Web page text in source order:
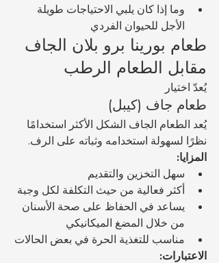
وما إذا كان يلبي الاحتياجات طويلة
الأجل للحيوان الفردي
طعام بورينا برو بلان الجاف
مقابل الطعام الرطب
يُعدّ اختيار
طعام جاف (كيبل)
يُعد الطعام الجاف الشكل الأكثر استخدامًا
نظرًا لسهولة استخدامه وثباته على الرف.
المزايا:
سهل التخزين والتقديم
أكثر فعالية من حيث التكلفة لكل وجبة
يساعد في الحفاظ على صحة الأسنان
من خلال المضغ الميكانيكي
مناسب للتغذية الحرة في بعض الحالات
الاعتبارات: